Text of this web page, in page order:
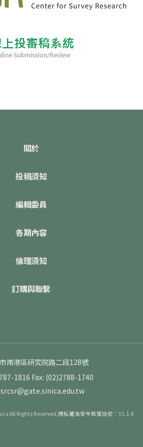
關於
投稿須知
編輯委員
各期內容
倫理須知
訂購與聯繫
南港區研究院路二段128號
1816 Fax: (02)2788-1740
All Rights Reserved.隱私權及安全政策版號：V1.1.4